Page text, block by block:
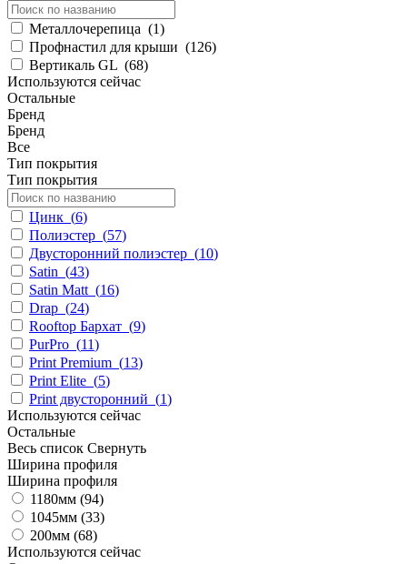
Металлочерепица (1)
Профнастил для крыши (126)
Вертикаль GL (68)
Используются сейчас
Остальные
Бренд
Бренд
Все
Тип покрытия
Тип покрытия
Цинк (6)
Полиэстер (57)
Двусторонний полиэстер (10)
Satin (43)
Satin Matt (16)
Drap (24)
Rooftop Бархат (9)
PurPro (11)
Print Premium (13)
Print Elite (5)
Print двусторонний (1)
Используются сейчас
Остальные
Весь список Свернуть
Ширина профиля
Ширина профиля
1180мм (94)
1045мм (33)
200мм (68)
Используются сейчас